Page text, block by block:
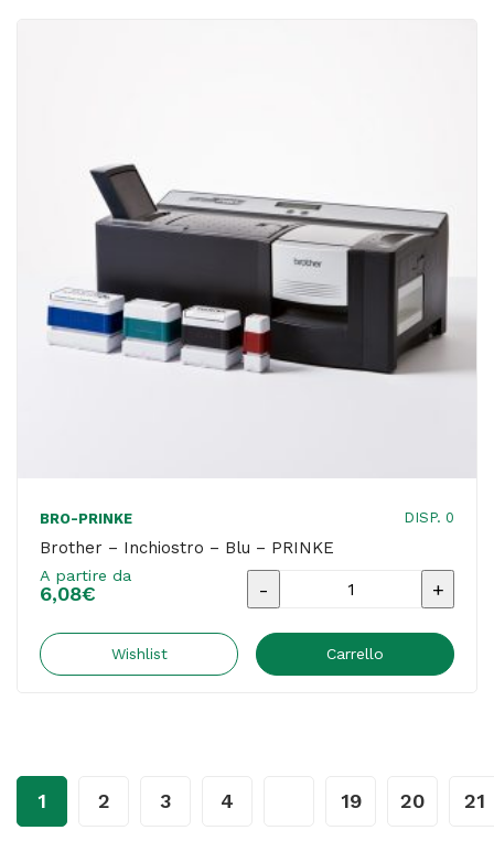
BRO-PRINKE DISP. 0
Brother – Inchiostro – Blu – PRINKE
A partire da
6,08€
Brother
Inchiostro
Wishlist Carrello
1 2 3 4 19 20 21